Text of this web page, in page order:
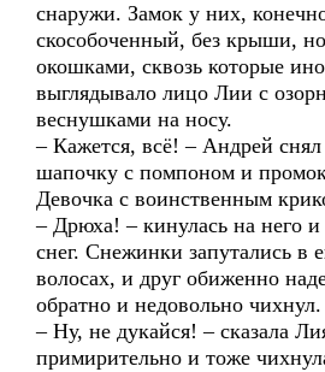
снаружи. Замок у них,
скособоченный, без крыши,
окошками, сквозь которые
выглядывало лицо Лии с
веснушками на носу.
– Кажется, всё! – Андрей
шапочку с помпоном и
Девочка с воинственным
– Дрюха! – кинулась на него
снег. Снежинки запутались в
волосах, и друг обиженно
обратно и недовольно чихнул.
– Ну, не дукайся! – сказала
примирительно и тоже